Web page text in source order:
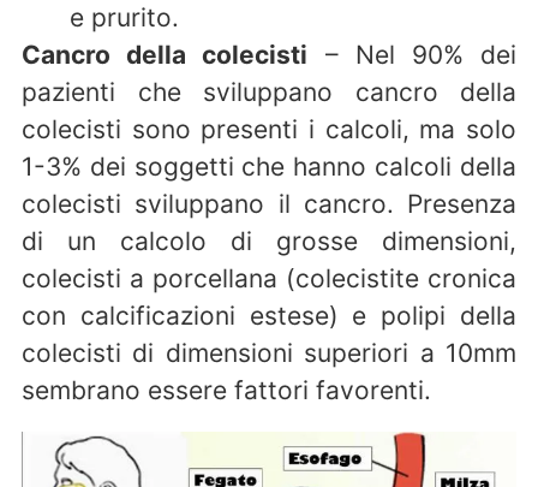
e prurito.
Cancro della colecisti – Nel 90% dei
pazienti che sviluppano cancro della
colecisti sono presenti i calcoli, ma solo
1-3% dei soggetti che hanno calcoli della
colecisti sviluppano il cancro. Presenza
di un calcolo di grosse dimensioni,
colecisti a porcellana (colecistite cronica
con calcificazioni estese) e polipi della
colecisti di dimensioni superiori a 10mm
sembrano essere fattori favorenti.